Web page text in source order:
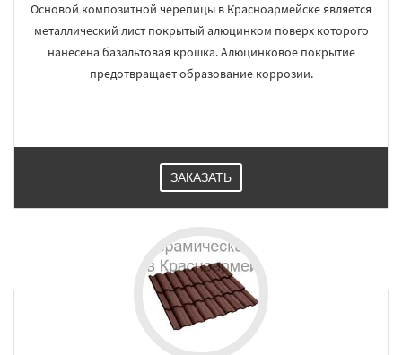
Основой композитной черепицы в Красноармейске является
металлический лист покрытый алюцинком поверх которого
нанесена базальтовая крошка. Алюцинковое покрытие
предотвращает образование коррозии.
ЗАКАЗАТЬ